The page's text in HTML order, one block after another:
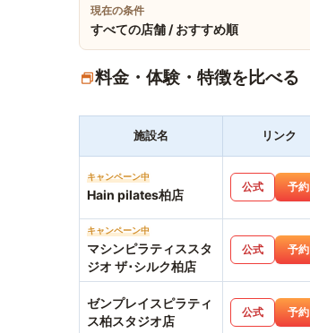
現在の条件
すべての店舗 / おすすめ順
料金・体験・特徴を比べる
施設名 リンク
キャンペーン中
Hain pilates柏店
公式 予約
キャンペーン中
マシンピラティススタ
ジオ ザ･シルク柏店
公式 予約
ゼンプレイスピラティ
ス柏スタジオ店
公式 予約